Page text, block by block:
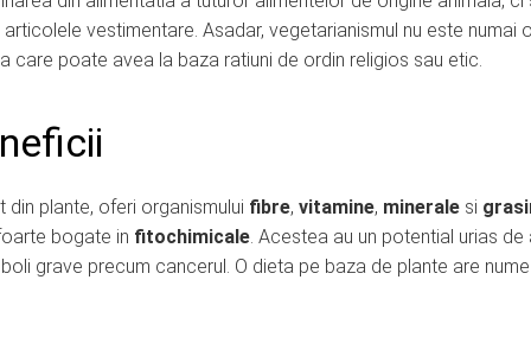
vestimentare. Asadar, vegetarianismul nu este numai
care poate avea la baza ratiuni de ordin religios sau etic.
plante, oferi organismului fibre, vitamine, minerale si
bogate in fitochimicale. Acestea au un potential urias de
grave precum cancerul. O dieta pe baza de plante are